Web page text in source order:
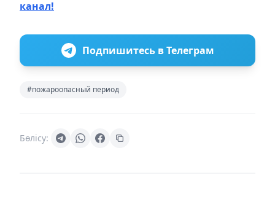
канал!
Подпишитесь в Телеграм
#пожароопасный период
Бөлісу: